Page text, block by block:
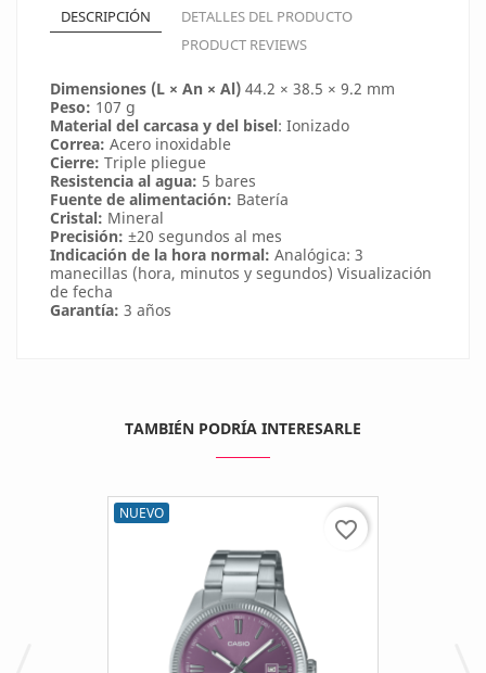
DESCRIPCIÓN
DETALLES DEL PRODUCTO
PRODUCT REVIEWS
Dimensiones (L × An × Al) 44.2 × 38.5 × 9.2 mm
Peso: 107 g
Material del carcasa y del bisel: Ionizado
Correa: Acero inoxidable
Cierre: Triple pliegue
Resistencia al agua: 5 bares
Fuente de alimentación: Batería
Cristal: Mineral
Precisión: ±20 segundos al mes
Indicación de la hora normal: Analógica: 3
manecillas (hora, minutos y segundos) Visualización
de fecha
Garantía: 3 años
TAMBIÉN PODRÍA INTERESARLE
NUEVO
favorite_border